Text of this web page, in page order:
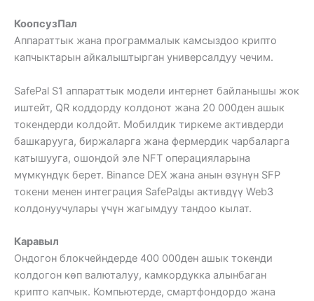
КоопсузПал
Аппараттык жана программалык камсыздоо крипто
капчыктарын айкалыштырган универсалдуу чечим.
SafePal S1 аппараттык модели интернет байланышы жок
иштейт, QR коддорду колдонот жана 20 000ден ашык
токендерди колдойт. Мобилдик тиркеме активдерди
башкарууга, биржаларга жана фермердик чарбаларга
катышууга, ошондой эле NFT операцияларына
мүмкүндүк берет. Binance DEX жана анын өзүнүн SFP
токени менен интеграция SafePalды активдүү Web3
колдонуучулары үчүн жагымдуу тандоо кылат.
Каравыл
Ондогон блокчейндерде 400 000ден ашык токенди
колдогон көп валюталуу, камкордукка алынбаган
крипто капчык. Компьютерде, смартфондордо жана